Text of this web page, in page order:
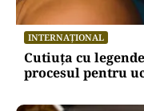
INTERNAȚIONAL
Cutiuța cu
procesul pentru